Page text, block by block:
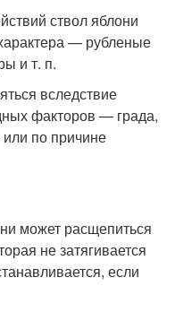
ствол яблони
— рубленые
и т. п.
вследствие
факторов — града,
по причине
может расщепиться
не затягивается
если